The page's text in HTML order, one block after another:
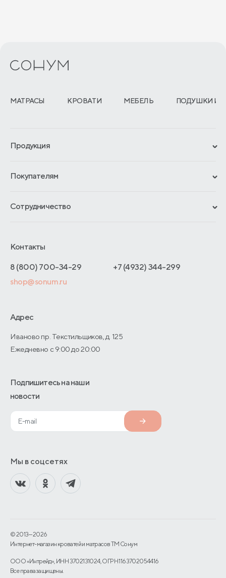
МАТРАСЫ КРОВАТИ МЕБЕЛЬ ПОДУШКИ И
Продукция
Гарантии
Отзывы покупателей
Покупателям
Обмен и возврат
Адреса магазинов
Договор-оферты
Сотрудничество
Отельерам
Оптовые продажи
О производстве
Контакты
8 (800) 700-34-29
+7 (4932) 344-299
shop@sonum.ru
Адрес
Иваново пр. Текстильщиков, д. 125
Ежедневно с 9:00 до 20:00
Подпишитесь на наши
новости
Мы в соцсетях
© 2013—2026
Интернет-магазин кроватей и матрасов TM Сонум
ООО «Интрейд», ИНН 3702131024, ОГРН 1163702054416
Все права защищены.